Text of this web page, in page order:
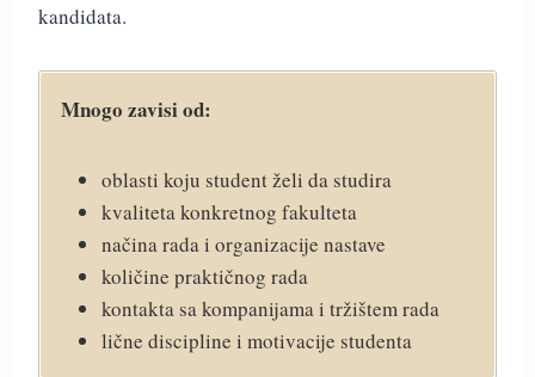
kandidata.
Mnogo zavisi od:
oblasti koju student želi da studira
kvaliteta konkretnog fakulteta
načina rada i organizacije nastave
količine praktičnog rada
kontakta sa kompanijama i tržištem rada
lične discipline i motivacije studenta